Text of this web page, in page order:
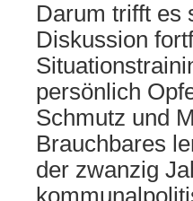
Darum trifft es
Diskussion
persönlich
Schmutz und
Brauchbares
der zwanzig